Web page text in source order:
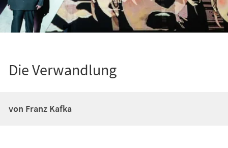
Die Verwandlung
von Franz Kafka